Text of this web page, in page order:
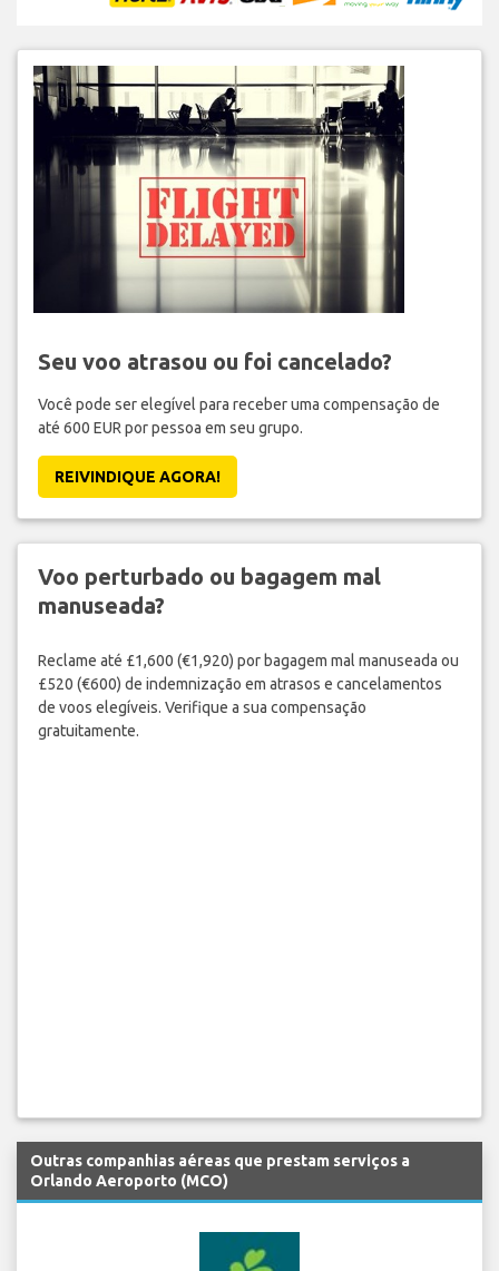
Seu voo atrasou ou foi cancelado?
Você pode ser elegível para receber uma compensação de
até 600 EUR por pessoa em seu grupo.
REIVINDIQUE AGORA!
Voo perturbado ou bagagem mal
manuseada?
Reclame até £1,600 (€1,920) por bagagem mal manuseada ou
£520 (€600) de indemnização em atrasos e cancelamentos
de voos elegíveis. Verifique a sua compensação
gratuitamente.
Outras companhias aéreas que prestam serviços a
Orlando Aeroporto (MCO)